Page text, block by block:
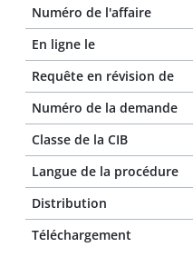
Numéro de l'affaire
En ligne le
Requête en révision de
Numéro de la demande
Classe de la CIB
Langue de la procédure
Distribution
Téléchargement